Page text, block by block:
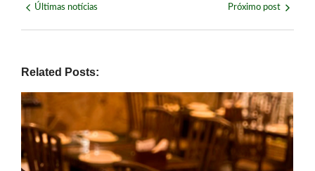
Últimas notícias Próximo post
Related Posts: